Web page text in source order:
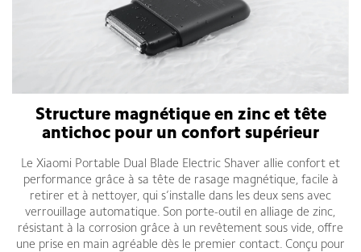
Structure magnétique en zinc et tête
antichoc pour un confort supérieur
Le Xiaomi Portable Dual Blade Electric Shaver allie confort et
performance grâce à sa tête de rasage magnétique, facile à
retirer et à nettoyer, qui s’installe dans les deux sens avec
verrouillage automatique. Son porte-outil en alliage de zinc,
résistant à la corrosion grâce à un revêtement sous vide, offre
une prise en main agréable dès le premier contact. Conçu pour